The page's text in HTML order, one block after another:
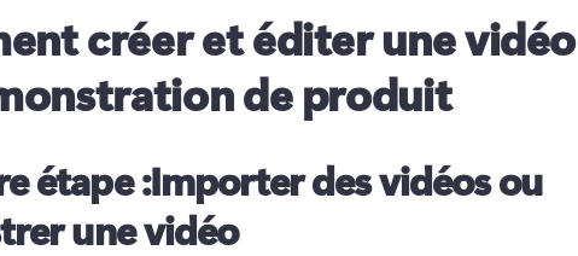
créer et éditer une vidéo
de produit
étape :Importer des vidéos ou
une vidéo